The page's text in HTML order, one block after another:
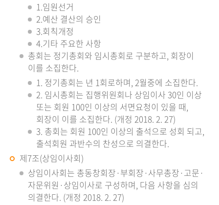
1.임원선거
2.예산 결산의 승인
3.회칙개정
4.기타 주요한 사항
총회는 정기총회와 임시총회로 구분하고, 회장이
이를 소집한다.
1. 정기총회는 년 1회로하며, 2월중에 소집한다.
2. 임시총회는 집행위원회나 상임이사 30인 이상
또는 회원 100인 이상의 서면요청이 있을 때,
회장이 이를 소집한다. (개정 2018. 2. 27)
3. 총회는 회원 100인 이상의 출석으로 성회 되고,
출석회원 과반수의 찬성으로 의결한다.
제7조(상임이사회)
상임이사회는 총동창회장·부회장·사무총장·고문·
자문위원·상임이사로 구성하며, 다음 사항을 심의
의결한다. (개정 2018. 2. 27)